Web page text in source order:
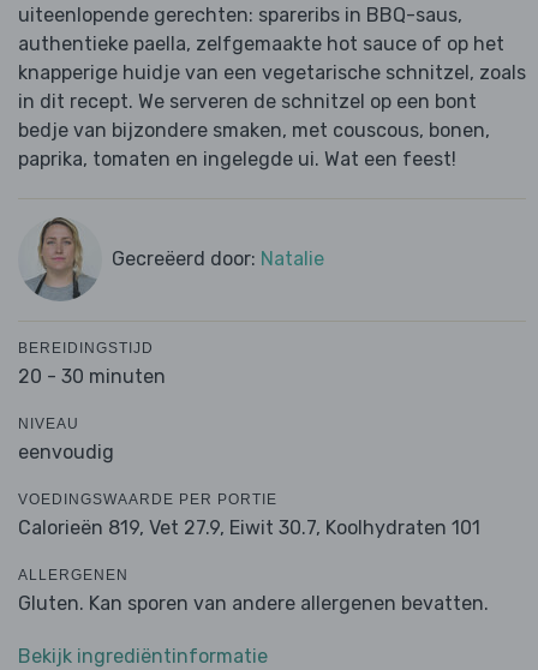
uiteenlopende gerechten: spareribs in BBQ-saus,
authentieke paella, zelfgemaakte hot sauce of op het
knapperige huidje van een vegetarische schnitzel, zoals
in dit recept. We serveren de schnitzel op een bont
bedje van bijzondere smaken, met couscous, bonen,
paprika, tomaten en ingelegde ui. Wat een feest!
Gecreëerd door: Natalie
BEREIDINGSTIJD
20 - 30 minuten
NIVEAU
eenvoudig
VOEDINGSWAARDE PER PORTIE
Calorieën 819, Vet 27.9, Eiwit 30.7, Koolhydraten 101
ALLERGENEN
Gluten. Kan sporen van andere allergenen bevatten.
Bekijk ingrediëntinformatie